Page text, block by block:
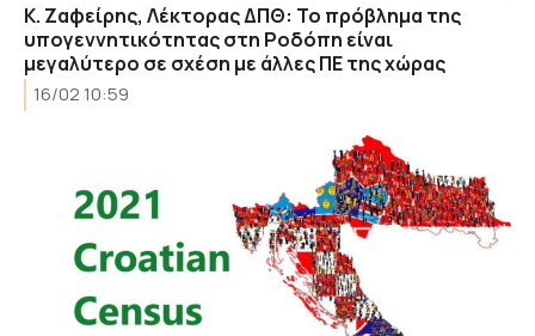
Κ. Ζαφείρης, Λέκτορας ΔΠΘ: Το πρόβλημα της
υπογεννητικότητας στη Ροδόπη είναι
μεγαλύτερο σε σχέση με άλλες ΠΕ της χώρας
16/02 10:59